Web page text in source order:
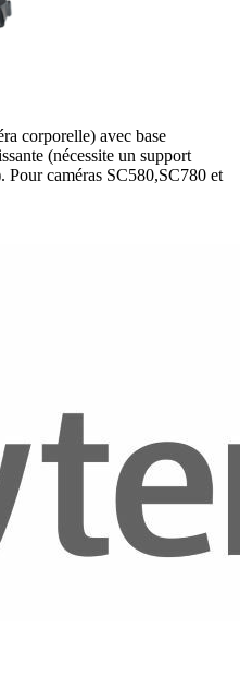
corporelle) avec base
(nécessite un support
Pour caméras SC580,SC780 et